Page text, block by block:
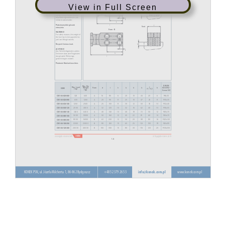
View in Full Screen